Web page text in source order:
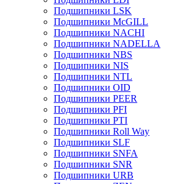
Подшипники LSK
Подшипники McGILL
Подшипники NACHI
Подшипники NADELLA
Подшипники NBS
Подшипники NIS
Подшипники NTL
Подшипники OID
Подшипники PEER
Подшипники PFI
Подшипники PTI
Подшипники Roll Way
Подшипники SLF
Подшипники SNFA
Подшипники SNR
Подшипники URB